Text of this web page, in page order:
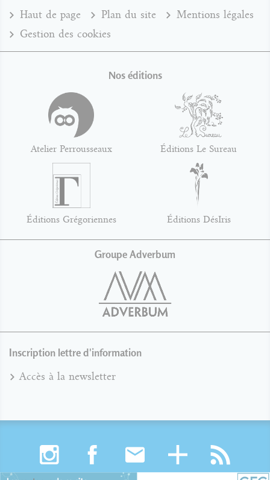
Haut de page Plan du site
Mentions légales
Gestion des cookies
Nos éditions
Atelier Perrousseaux Éditions Le Sureau
Éditions Grégoriennes Éditions DésIris
Groupe Adverbum
Inscription lettre d'information
Accès à la newsletter